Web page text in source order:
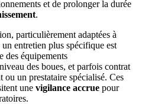
et de prolonger la durée
.
particulièrement adaptées à
entretien plus spécifique est
des équipements
des boues, et parfois contrat
ou un prestataire spécialisé. Ces
une vigilance accrue pour